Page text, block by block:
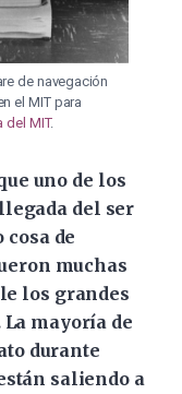
de navegación
el MIT para
del MIT.
uno de los
del ser
de
muchas
los grandes
mayoría de
durante
saliendo a